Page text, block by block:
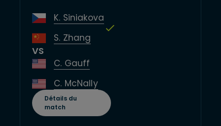
K. Siniakova
S. Zhang
VS
C. Gauff
C. McNally
Détails du
match